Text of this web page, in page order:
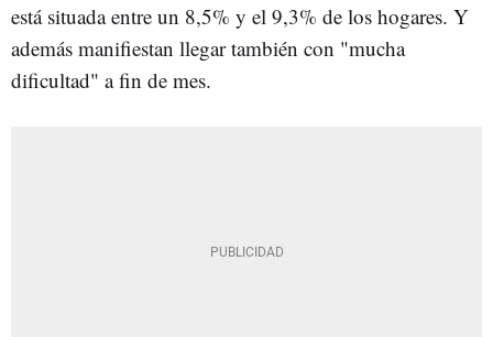
está situada entre un 8,5% y el 9,3% de los hogares. Y
además manifiestan llegar también con "mucha
dificultad" a fin de mes.